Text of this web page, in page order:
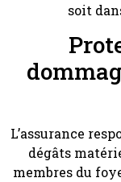
soit
L’assurance
dégâts
membres du